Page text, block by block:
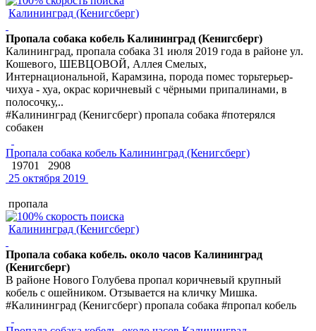
Калининград (Кенигсберг)
Пропала собака кобель Калининград (Кенигсберг)
Калининград, пропала собака 31 июля 2019 года в районе ул.
Кошевого, ШЕВЦОВОЙ, Аллея Смелых,
Интернациональной, Карамзина, порода помес торьтерьер-
чихуа - хуа, окрас коричневый с чёрными припалинами, в
полосочку,..
#Калининград (Кенигсберг) пропала собака #потерялся
собакен
Пропала собака кобель Калининград (Кенигсберг)
19701
2908
25 октября 2019
пропала
Калининград (Кенигсберг)
Пропала собака кобель. около часов Калининград
(Кенигсберг)
В районе Нового Голубева пропал коричневый крупный
кобель с ошейником. Отзывается на кличку Мишка.
#Калининград (Кенигсберг) пропала собака #пропал кобель